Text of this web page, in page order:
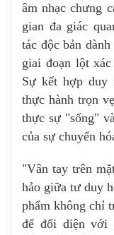
âm nhạc chưng
gian đa giác
tác độc bản
giai đoạn lột
Sự kết hợp duy
thực hành trọn
thực sự "sống"
của sự chuyển
"Vân tay trên
hảo giữa tư duy
phẩm không chỉ
để đối diện với